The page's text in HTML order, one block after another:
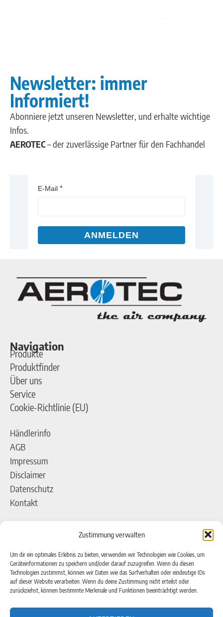
Zustimmung verwalten
Um dir ein optimales Erlebnis zu bieten, verwenden wir Technologien wie Cookies, um
Geräteinformationen zu speichern und/oder darauf zuzugreifen. Wenn du diesen
Technologien zustimmst, können wir Daten wie das Surfverhalten oder eindeutige IDs
auf dieser Website verarbeiten. Wenn du deine Zustimmung nicht erteilst oder
zurückziehst, können bestimmte Merkmale und Funktionen beeinträchtigt werden.
Newsletter: immer
Informiert!
Abonniere jetzt unseren Newsletter, und erhalte wichtige
Infos.
AEROTEC– der zuverlässige Partner für den Fachhandel
E-Mail
ANMELDEN
Navigation
Produkte
Produktfinder
Über uns
Service
Cookie-Richtlinie (EU)
Händlerinfo
AGB
Impressum
Disclaimer
Datenschutz
Kontakt
AEROTEC Kompressoren
Ferdinand-Porsche-Straße 16
63500 Seligenstadt